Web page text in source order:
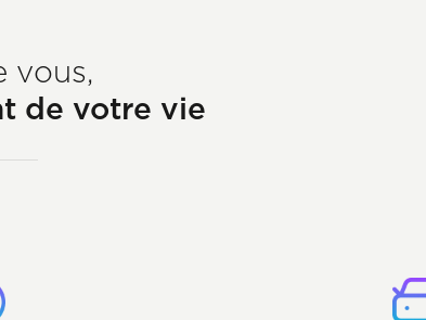
vous,
de votre vie